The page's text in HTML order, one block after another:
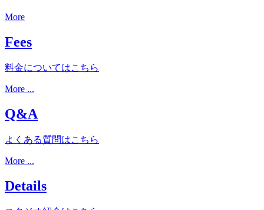
More
Fees
料金についてはこちら
More ...
Q&A
よくある質問はこちら
More ...
Details